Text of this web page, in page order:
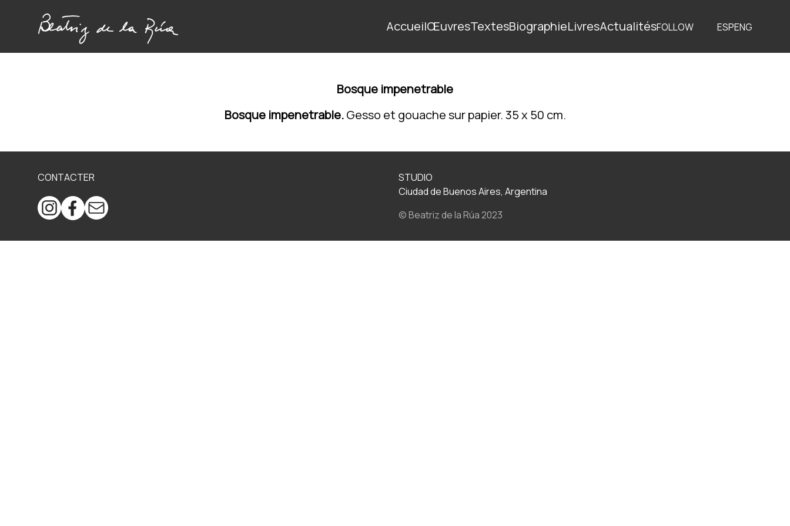
AccueilŒuvresTextesBiographieLivresActualitésFOLLOW ESPENG
Bosque impenetrable
Bosque impenetrable.Gesso et gouache sur papier. 35 x 50 cm.
CONTACTER
STUDIO
Ciudad de Buenos Aires, Argentina
© Beatriz de la Rúa 2023